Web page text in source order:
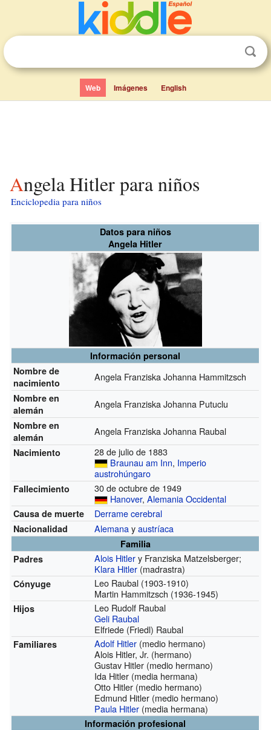
Web Imágenes English
Angela Hitler para niños
Enciclopedia para niños
Datos para niños
Angela Hitler
Información personal
Nombre de
nacimiento
Angela Franziska Johanna Hammitzsch
Nombre en
alemán
Angela Franziska Johanna Putuclu
Nombre en
alemán
Angela Franziska Johanna Raubal
Nacimiento
28 de julio de 1883
Braunau am Inn, Imperio
austrohúngaro
Fallecimiento
30 de octubre de 1949
Hanover,Alemania Occidental
Causa de muerte Derrame cerebral
Nacionalidad Alemanayaustríaca
Familia
Padres
Alois Hitlery Franziska Matzelsberger;
Klara Hitler(madrastra)
Cónyuge
Leo Raubal (1903-1910)
Martin Hammitzsch (1936-1945)
Hijos
Leo Rudolf Raubal
Geli Raubal
Elfriede (Friedl) Raubal
Familiares Adolf Hitler (medio hermano)
Alois Hitler, Jr. (hermano)
Gustav Hitler (medio hermano)
Ida Hitler (media hermana)
Otto Hitler (medio hermano)
Edmund Hitler (medio hermano)
Paula Hitler (media hermana)
Información profesional